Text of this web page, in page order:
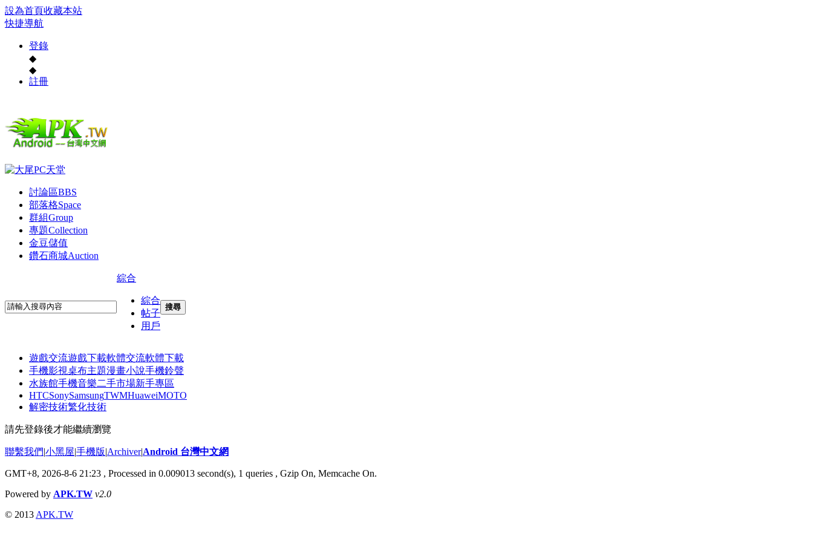
設為首頁收藏本站
快捷導航
登錄
◆
◆
註冊
討論區BBS
部落格Space
群組Group
專題Collection
金豆儲值
鑽石商城Auction
綜合
綜合
帖子
用戶
搜尋
遊戲交流遊戲下載軟體交流軟體下載
手機影視桌布主題漫畫小說手機鈴聲
水族館手機音樂二手市場新手專區
HTCSonySamsungTWMHuaweiMOTO
解密技術繁化技術
請先登錄後才能繼續瀏覽
聯繫我們|小黑屋|手機版|Archiver|Android 台灣中文網
GMT+8, 2026-8-6 21:23 , Processed in 0.009013 second(s), 1 queries , Gzip On, Memcache On.
Powered by APK.TW v2.0
© 2013 APK.TW